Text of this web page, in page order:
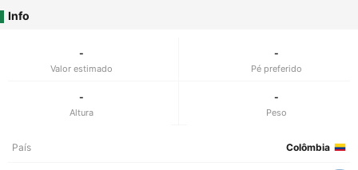
Info
-
Valor estimado
-
Pé preferido
-
Altura
-
Peso
País Colômbia